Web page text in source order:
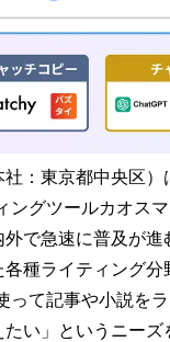
：東京都中央区
ングツールカオス
で急速に普及が
種ライティング
って記事や小説を
い」というニー